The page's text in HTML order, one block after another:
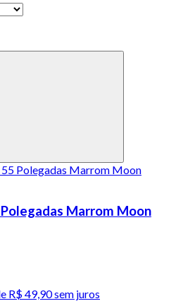
Marrom Moon
R$ 49,90 sem juros